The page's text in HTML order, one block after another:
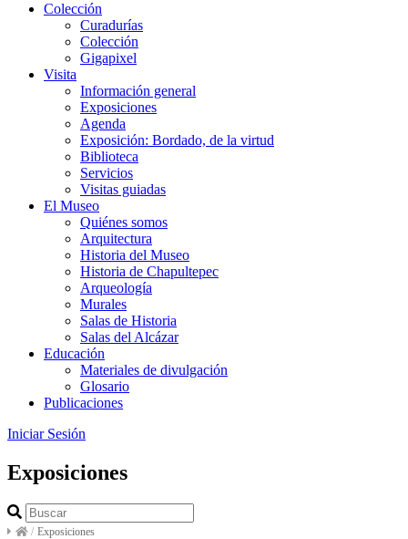
Colección
Curadurías
Colección
Gigapixel
Visita
Información general
Exposiciones
Agenda
Exposición: Bordado, de la virtud
Biblioteca
Servicios
Visitas guiadas
El Museo
Quiénes somos
Arquitectura
Historia del Museo
Historia de Chapultepec
Arqueología
Murales
Salas de Historia
Salas del Alcázar
Educación
Materiales de divulgación
Glosario
Publicaciones
Iniciar Sesión
Exposiciones
/ Exposiciones